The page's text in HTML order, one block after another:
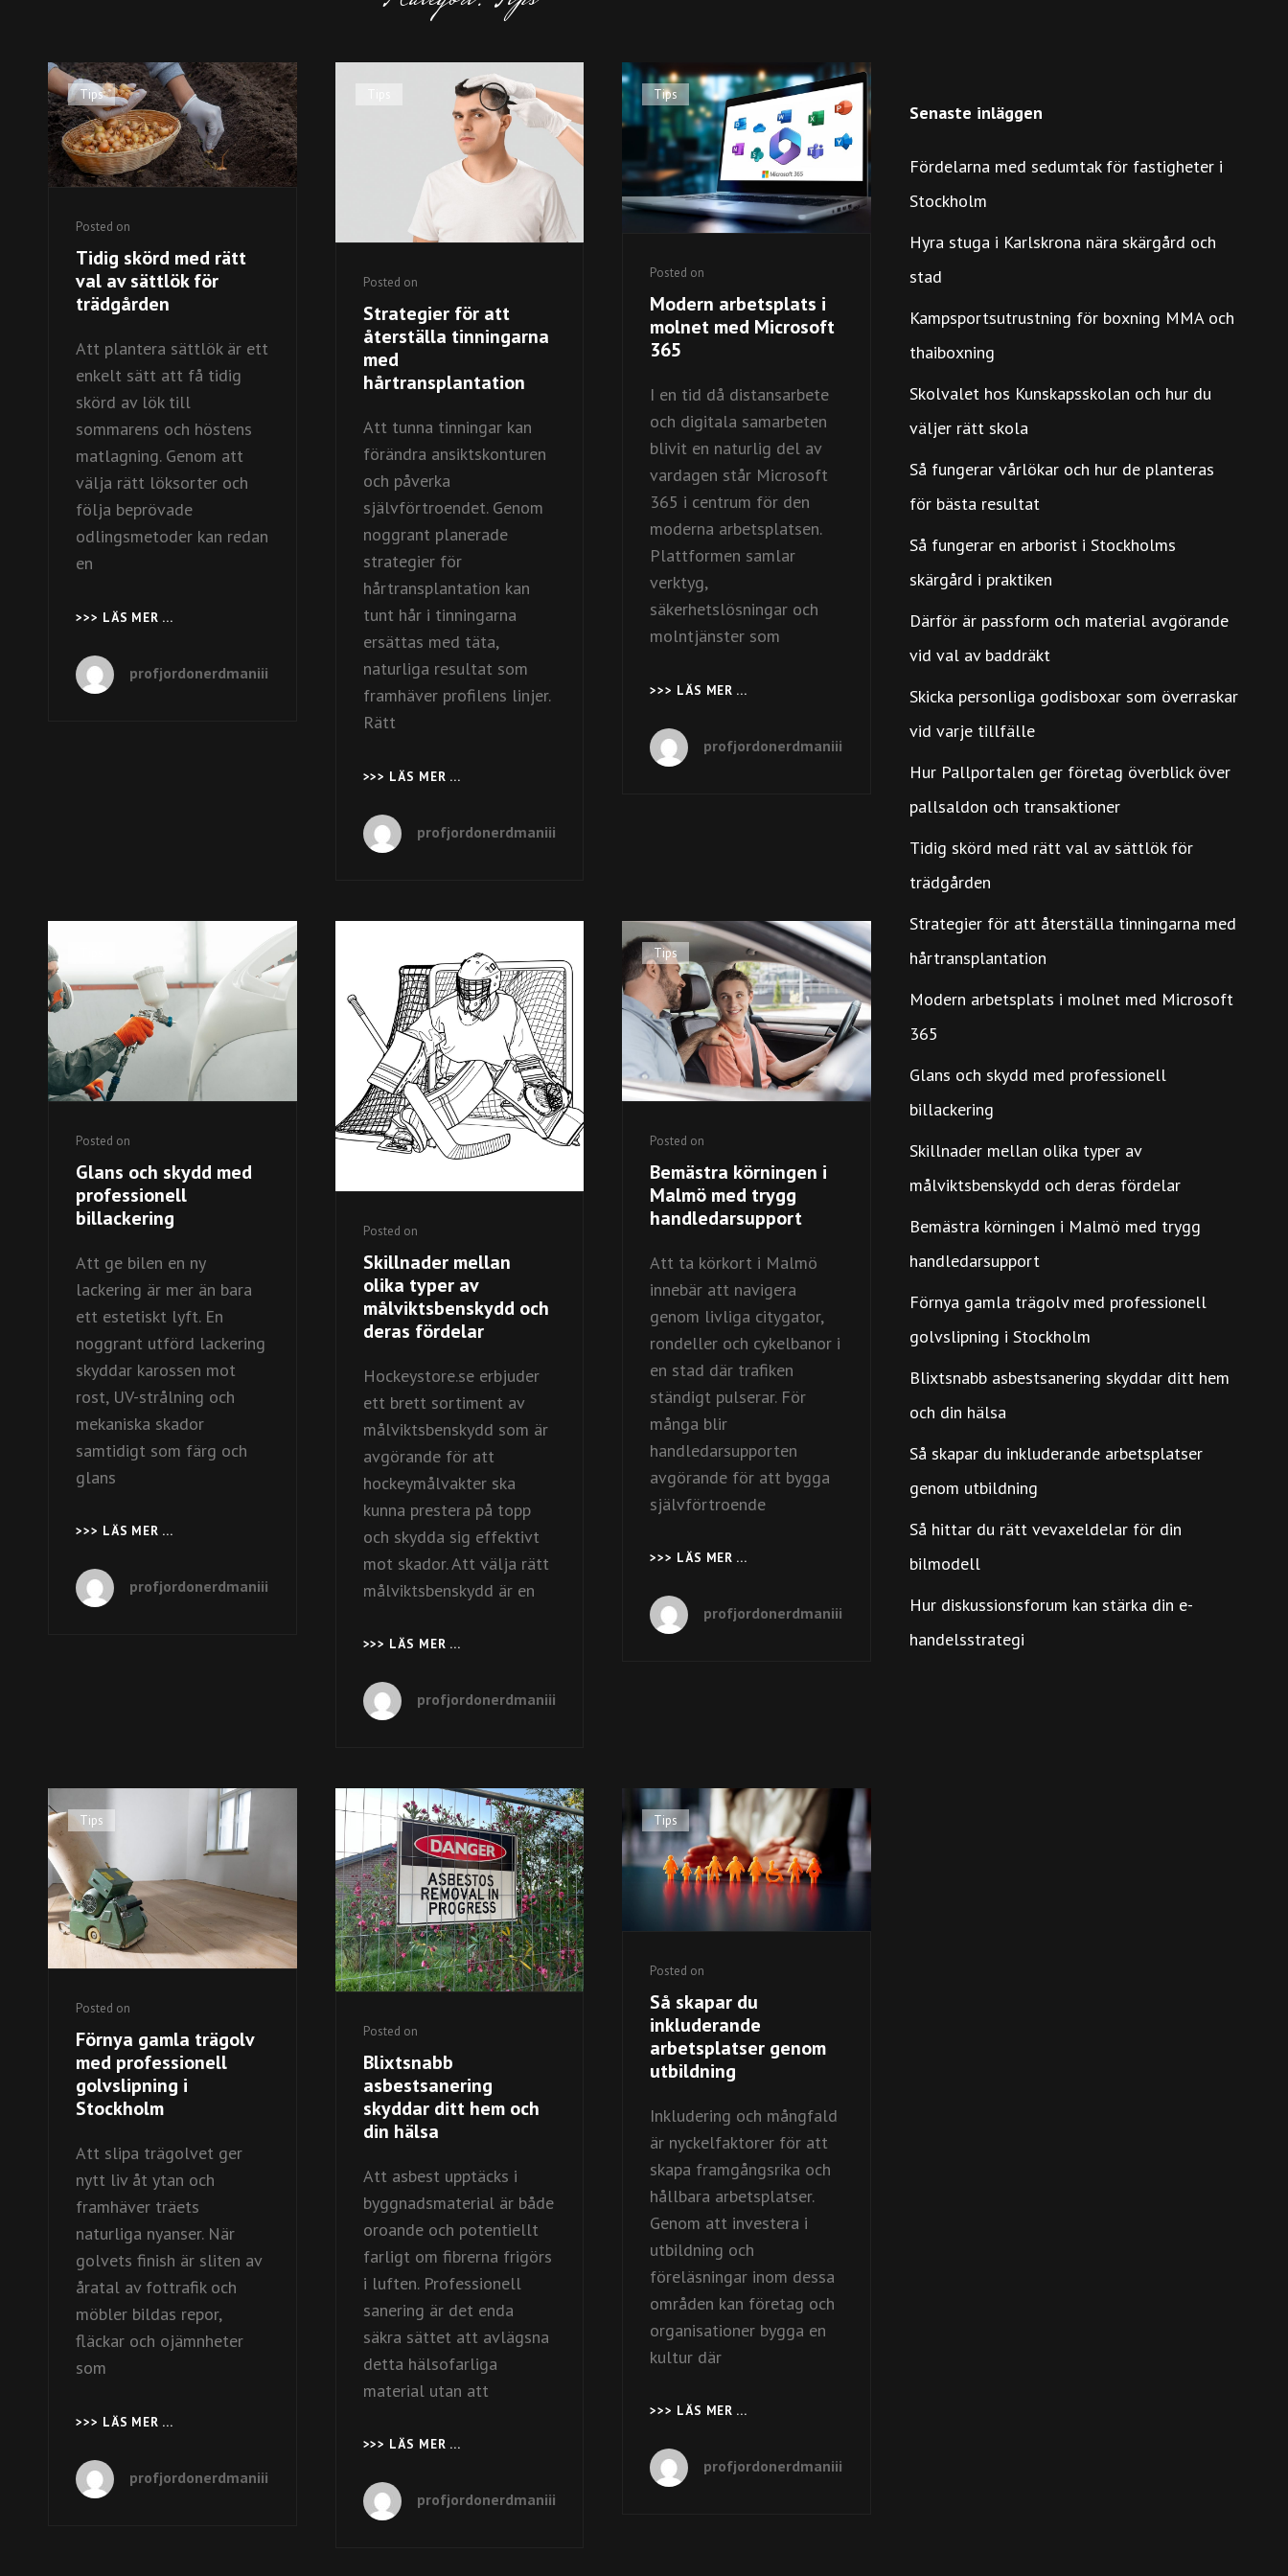
Cat
Links
Tips
Posted on
Tidig skörd med rätt
val av sättlök för
trädgården
Att plantera sättlök är ett
enkelt sätt att få tidig
skörd av lök till
sommarens och höstens
matlagning. Genom att
välja rätt löksorter och
följa beprövade
odlingsmetoder kan redan
en
>>> LÄS MER …
RÄTT
profjordonerdmaniii
Posted on
Strategier för att
återställa tinningarna
med
hårtransplantation
Att tunna tinningar kan
förändra ansiktskonturen
och påverka
självförtroendet. Genom
noggrant planerade
strategier för
hårtransplantation kan
tunt hår i tinningarna
ersättas med täta,
naturliga resultat som
framhäver profilens linjer.
Rätt
>>> LÄS MER …
ÅTERSTÄLLA
profjordonerdmaniii
Cat
Links
Tips
Posted on
Modern arbetsplats i
molnet med Microsoft
365
I en tid då distansarbete
och digitala samarbeten
blivit en naturlig del av
vardagen står Microsoft
365 i centrum för den
moderna arbetsplatsen.
Plattformen samlar
verktyg,
säkerhetslösningar och
molntjänster som
>>> LÄS MER …
MOLNET
profjordonerdmaniii
Links
Posted on
Glans och skydd med
professionell
billackering
Att ge bilen en ny
lackering är mer än bara
ett estetiskt lyft. En
noggrant utförd lackering
skyddar karossen mot
rost, UV-strålning och
mekaniska skador
samtidigt som färg och
glans
>>> LÄS MER …
MED
profjordonerdmaniii
Posted on
Skillnader mellan
olika typer av
målviktsbenskydd och
deras fördelar
Hockeystore.se erbjuder
ett brett sortiment av
målviktsbenskydd som är
avgörande för att
hockeymålvakter ska
kunna prestera på topp
och skydda sig effektivt
mot skador. Att välja rätt
målviktsbenskydd är en
>>> LÄS MER …
TYPER
DERAS
FÖRDELAR
profjordonerdmaniii
Cat
Links
Tips
Posted on
Bemästra körningen i
Malmö med trygg
handledarsupport
Att ta körkort i Malmö
innebär att navigera
genom livliga citygator,
rondeller och cykelbanor i
en stad där trafiken
ständigt pulserar. För
många blir
handledarsupporten
avgörande för att bygga
självförtroende
>>> LÄS MER …
MALMÖ
profjordonerdmaniii
Cat
Links
Tips
Posted on
Förnya gamla trägolv
med professionell
golvslipning i
Stockholm
Att slipa trägolvet ger
nytt liv åt ytan och
framhäver träets
naturliga nyanser. När
golvets finish är sliten av
åratal av fottrafik och
möbler bildas repor,
fläckar och ojämnheter
som
>>> LÄS MER …
MED
profjordonerdmaniii
Cat
Links
Tips
Posted on
Blixtsnabb
asbestsanering
skyddar ditt hem och
din hälsa
Att asbest upptäcks i
byggnadsmaterial är både
oroande och potentiellt
farligt om fibrerna frigörs
i luften. Professionell
sanering är det enda
säkra sättet att avlägsna
detta hälsofarliga
material utan att
>>> LÄS MER …
DITT
profjordonerdmaniii
Cat
Links
Tips
Posted on
Så skapar du
inkluderande
arbetsplatser genom
utbildning
Inkludering och mångfald
är nyckelfaktorer för att
skapa framgångsrika och
hållbara arbetsplatser.
Genom att investera i
utbildning och
föreläsningar inom dessa
områden kan företag och
organisationer bygga en
kultur där
>>> LÄS MER …
INKLUDERANDE
profjordonerdmaniii
Senaste inläggen
Fördelarna med sedumtak för fastigheter i
Stockholm
Hyra stuga i Karlskrona nära skärgård och
stad
Kampsportsutrustning för boxning MMA och
thaiboxning
Skolvalet hos Kunskapsskolan och hur du
väljer rätt skola
Så fungerar vårlökar och hur de planteras
för bästa resultat
Så fungerar en arborist i Stockholms
skärgård i praktiken
Därför är passform och material avgörande
vid val av baddräkt
Skicka personliga godisboxar som överraskar
vid varje tillfälle
Hur Pallportalen ger företag överblick över
pallsaldon och transaktioner
Tidig skörd med rätt val av sättlök för
trädgården
Strategier för att återställa tinningarna med
hårtransplantation
Modern arbetsplats i molnet med Microsoft
365
Glans och skydd med professionell
billackering
Skillnader mellan olika typer av
målviktsbenskydd och deras fördelar
Bemästra körningen i Malmö med trygg
handledarsupport
Förnya gamla trägolv med professionell
golvslipning i Stockholm
Blixtsnabb asbestsanering skyddar ditt hem
och din hälsa
Så skapar du inkluderande arbetsplatser
genom utbildning
Så hittar du rätt vevaxeldelar för din
bilmodell
Hur diskussionsforum kan stärka din e-
handelsstrategi